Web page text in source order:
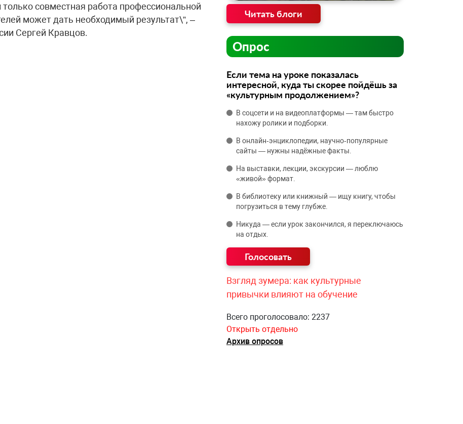
совместная работа профессиональной
может дать необходимый результат\”, –
Сергей Кравцов.
Читать блоги
Опрос
Если тема на уроке показалась
интересной, куда ты скорее пойдёшь за
«культурным продолжением»?
В соцсети и на видеоплатформы — там быстро
нахожу ролики и подборки.
В онлайн‑энциклопедии, научно‑популярные
сайты — нужны надёжные факты.
На выставки, лекции, экскурсии — люблю
«живой» формат.
В библиотеку или книжный — ищу книгу, чтобы
погрузиться в тему глубже.
Никуда — если урок закончился, я переключаюсь
на отдых.
Взгляд зумера: как культурные
привычки влияют на обучение
Всего проголосовало: 2237
Открыть отдельно
Архив опросов